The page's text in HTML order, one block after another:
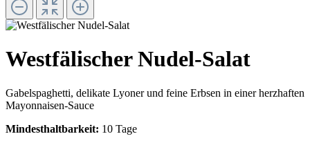
Westfälischer Nudel-Salat
Gabelspaghetti, delikate Lyoner und feine Erbsen in einer herzhaften
Mayonnaisen-Sauce
Mindesthaltbarkeit: 10 Tage